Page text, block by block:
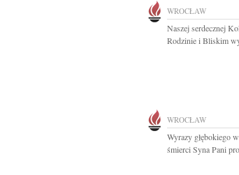
WROCŁAW
Naszej serdecznej
Rodzinie i Bliskim
WROCŁAW
Wyrazy głębokiego
śmierci Syna Pani